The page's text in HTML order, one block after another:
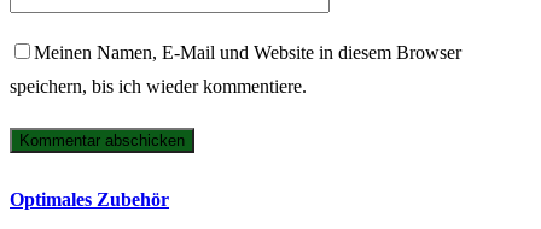
Meinen Namen, E-Mail und Website in diesem Browser
speichern, bis ich wieder kommentiere.
Optimales Zubehör